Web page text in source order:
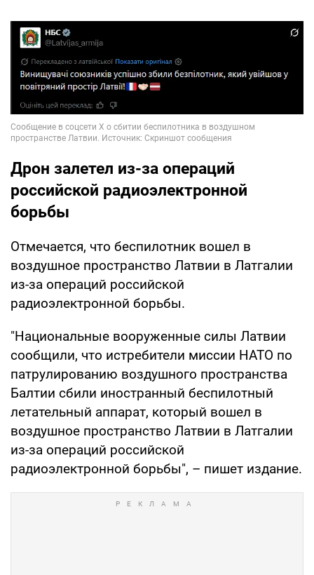
Дрон залетел из-за операций
российской радиоэлектронной
борьбы
Отмечается, что беспилотник вошел в
воздушное пространство Латвии в Латгалии
из-за операций российской
радиоэлектронной борьбы.
"Национальные вооруженные силы Латвии
сообщили, что истребители миссии НАТО по
патрулированию воздушного пространства
Балтии сбили иностранный беспилотный
летательный аппарат, который вошел в
воздушное пространство Латвии в Латгалии
из-за операций российской
радиоэлектронной борьбы", – пишет издание.